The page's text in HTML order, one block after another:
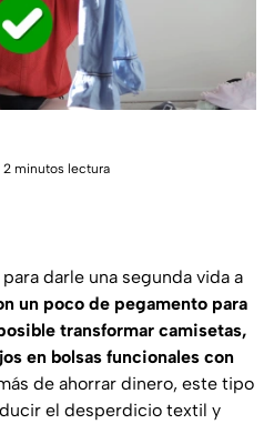
2 minutos lectura
darle una segunda vida a
un poco de pegamento para
transformar camisetas,
en bolsas funcionales con
de ahorrar dinero, este tipo
el desperdicio textil y